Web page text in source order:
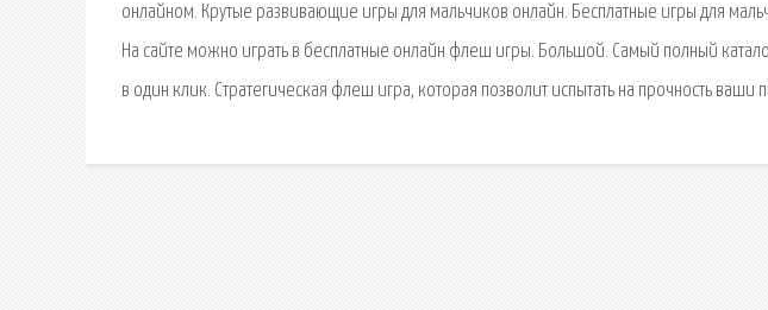
онлайном. Крутые развивающие игры для мальчиков онлайн. Бесплатные игры для
На сайте можно играть в бесплатные онлайн флеш игры. Большой. Самый полный
в один клик. Стратегическая флеш игра, которая позволит испытать на прочность ваши